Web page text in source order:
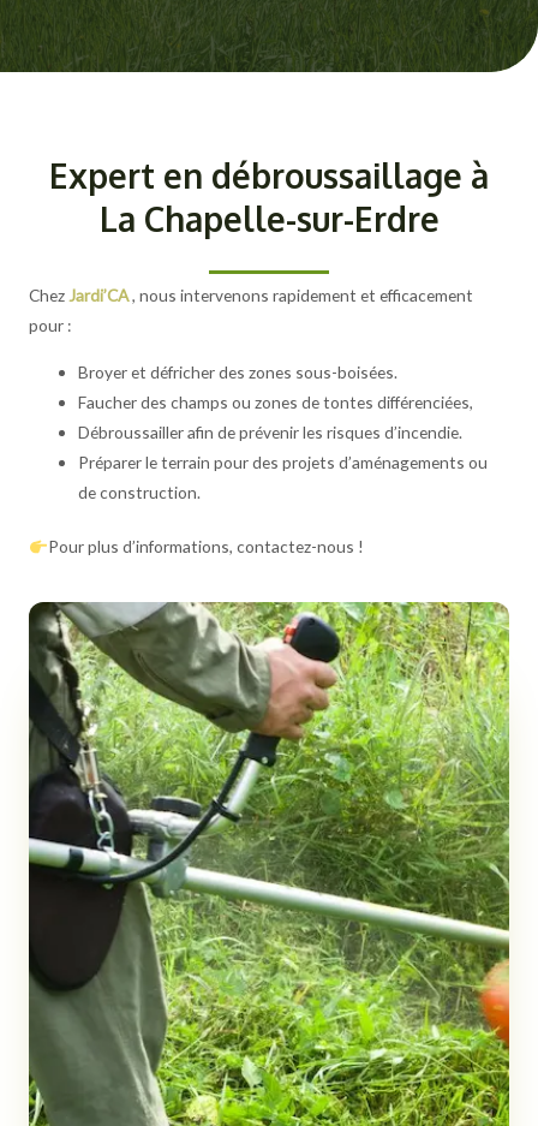
Expert en débroussaillage à
La Chapelle-sur-Erdre
Chez Jardi’CA, nous intervenons rapidement et efficacement
pour :
Broyer et défricher des zones sous-boisées.
Faucher des champs ou zones de tontes différenciées,
Débroussailler afin de prévenir les risques d’incendie.
Préparer le terrain pour des projets d’aménagements ou
de construction.
Pour plus d’informations, contactez-nous !